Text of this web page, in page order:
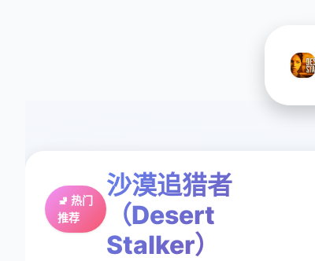
🚽 热门
推荐
沙漠追猎者
（Desert
Stalker）